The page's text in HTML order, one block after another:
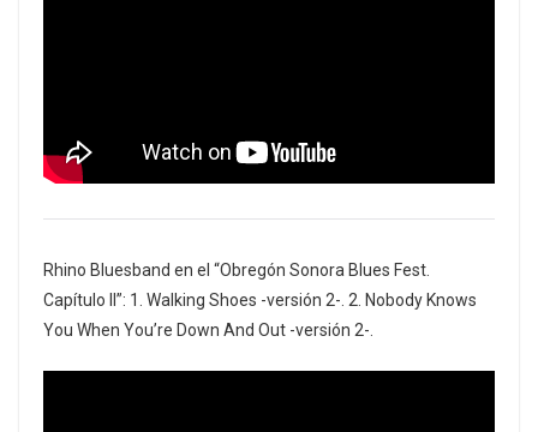
Rhino Bluesband en el “Obregón Sonora Blues Fest.
Capítulo II”: 1. Walking Shoes -versión 2-. 2. Nobody Knows
You When You’re Down And Out -versión 2-.